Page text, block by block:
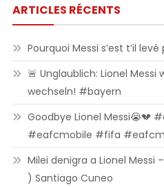
ARTICLES RÉCENTS
Pourquoi Messi s’est t’il
🚨 Unglaublich: Lionel Messi
wechseln! #bayern
Goodbye Lionel
#eafcmobile #fifa
Milei denigra a Lionel Messi
) Santiago Cuneo